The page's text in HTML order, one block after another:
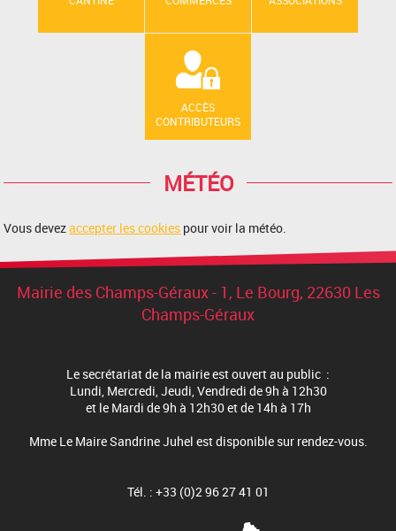
ACCÈS
CONTRIBUTEURS
MÉTÉO
Vous devezaccepter les cookies pour voir la météo.
Mairie des Champs-Géraux - 1, Le Bourg, 22630 Les
Champs-Géraux
Le secrétariat de la mairie est ouvert au public :
Lundi, Mercredi, Jeudi, Vendredi de 9h à 12h30
et le Mardi de 9h à 12h30 et de 14h à 17h
Mme Le Maire Sandrine Juhel est disponible sur rendez-vous.
Tél. : +33 (0)2 96 27 41 01